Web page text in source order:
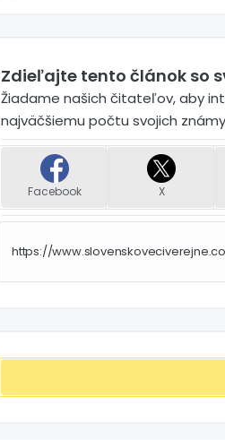
Zdieľajte tento článok so
Žiadame našich čitateľov, aby
najväčšiemu počtu svojich
Facebook X
https://